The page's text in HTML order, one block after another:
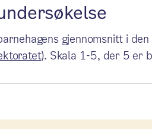
gjennomsnitt i
. Skala 1-5, der 5 er